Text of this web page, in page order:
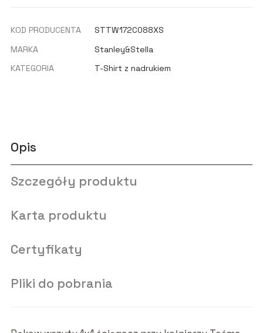
KOD PRODUCENTA
STTW172C088XS
MARKA
Stanley&Stella
KATEGORIA
T-Shirt z nadrukiem
Opis
Szczegóły produktu
Karta produktu
Certyfikaty
Pliki do pobrania